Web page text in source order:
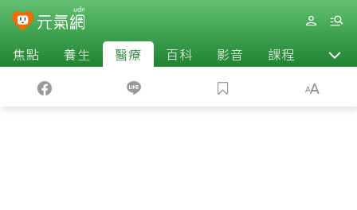
焦點 養生 醫療 百科 影音 課程 退休